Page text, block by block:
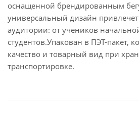
оснащенной брендированным
универсальный дизайн
аудитории: от учеников
студентов.Упакован в ПЭТ-пакет,
качество и товарный вид при
транспортировке.